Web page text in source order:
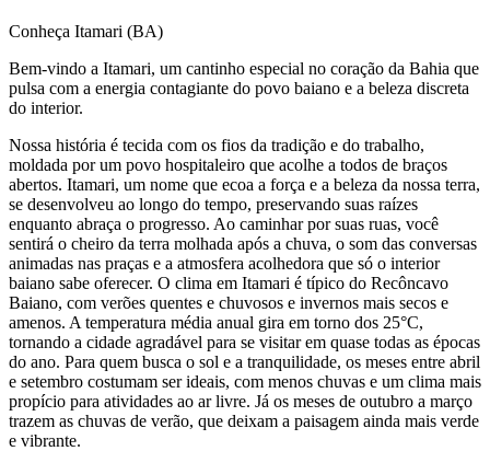
Conheça Itamari (BA)
Bem-vindo a Itamari, um cantinho especial no coração da Bahia que
pulsa com a energia contagiante do povo baiano e a beleza discreta
do interior.
Nossa história é tecida com os fios da tradição e do trabalho,
moldada por um povo hospitaleiro que acolhe a todos de braços
abertos. Itamari, um nome que ecoa a força e a beleza da nossa terra,
se desenvolveu ao longo do tempo, preservando suas raízes
enquanto abraça o progresso. Ao caminhar por suas ruas, você
sentirá o cheiro da terra molhada após a chuva, o som das conversas
animadas nas praças e a atmosfera acolhedora que só o interior
baiano sabe oferecer. O clima em Itamari é típico do Recôncavo
Baiano, com verões quentes e chuvosos e invernos mais secos e
amenos. A temperatura média anual gira em torno dos 25°C,
tornando a cidade agradável para se visitar em quase todas as épocas
do ano. Para quem busca o sol e a tranquilidade, os meses entre abril
e setembro costumam ser ideais, com menos chuvas e um clima mais
propício para atividades ao ar livre. Já os meses de outubro a março
trazem as chuvas de verão, que deixam a paisagem ainda mais verde
e vibrante.